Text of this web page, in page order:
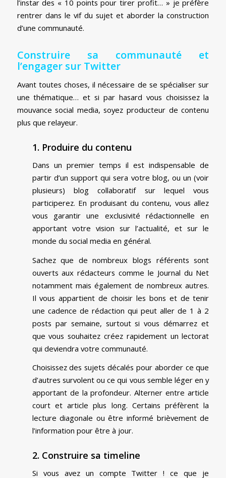
l’instar des « 10 points pour tirer profit… » je préfère
rentrer dans le vif du sujet et aborder la construction
d’une communauté.
Construire sa communauté et
l’engager sur Twitter
Avant toutes choses, il nécessaire de se spécialiser sur
une thématique… et si par hasard vous choisissez la
mouvance social media, soyez producteur de contenu
plus que relayeur.
1. Produire du contenu
Dans un premier temps il est indispensable de
partir d’un support qui sera votre blog, ou un (voir
plusieurs) blog collaboratif sur lequel vous
participerez. En produisant du contenu, vous allez
vous garantir une exclusivité rédactionnelle en
apportant votre vision sur l’actualité, et sur le
monde du social media en général.
Sachez que de nombreux blogs référents sont
ouverts aux rédacteurs comme le Journal du Net
notamment mais également de nombreux autres.
Il vous appartient de choisir les bons et de tenir
une cadence de rédaction qui peut aller de 1 à 2
posts par semaine, surtout si vous démarrez et
que vous souhaitez créez rapidement un lectorat
qui deviendra votre communauté.
Choisissez des sujets décalés pour aborder ce que
d’autres survolent ou ce qui vous semble léger en y
apportant de la profondeur. Alterner entre article
court et article plus long. Certains préfèrent la
lecture diagonale ou être informé brièvement de
l’information pour être à jour.
2. Construire sa timeline
Si vous avez un compte Twitter ! ce que je